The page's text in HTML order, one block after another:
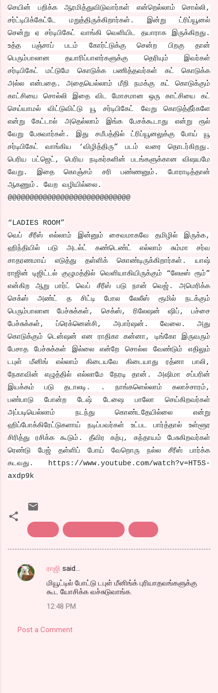
செயின்
பறிக்க ஆரமித்துவிடுவார்கள் என்றெல்லாம் சொல்லி,
சர்ட்டிபிக்கேட்டே
மறுத்திருக்கிறார்கள்.இன்று
ட்ரிப்யூனல்
சென்று
ஏ சர்டிபிகேட் வாங்கி வெளியிட தயாராக இருக்கிறது .
உத்த பஞ்சாப் படம் கோர்ட்டுக்கு சென்ற பிறகு தான்
பெரும்பாலான தயாரிப்பாளர்களுக்கு தெரியும் இவர்கள்
சர்டிபிகேட் மட்டுமே கொடுக்க பணித்தவர்கள் கட் கொடுக்க
அல்ல என்பதை. அதையெல்லாம் மீறி நமக்கு கட் கொடுக்கும்
காட்சியை சொல்லி இதை விட மோசமான ஒரு காட்சியை கட்
செய்யாமல் விட்டுவிட்டு யூ சர்டிபிகேட் வேறு கொடுத்தீர்களே
என்று கேட்டால் அதெல்லாம் இங்க பேசக்கூடாது என்று ரூல்
வேறு பேசுவார்கள். இது சமீபத்தில் ட்ரிப்யூனலுக்கு போய் யூ
சர்டிபிகேட் வாங்கிய ‘விழித்திரு” படம் வரை தொடர்கிறது.
பெரிய பட்ஜெட், பெரிய நடிகர்களின் படங்களுக்கான விஷயமே
வேறு. இதை கொஞ்சம் சரி பண்ணனும். போராடித்தான்
ஆகணும். வேற வழியில்லை.
@@@@@@@@@@@@@@@@@@@@@@@@@@@@
“LADIES ROOM”
வெப் சீரீஸ் எல்லாம் இன்னும் சைவமாகவே தமிழில் இருக்க,
ஹிந்தியில் படு அடல்ட் கண்டெண்ட் எல்லாம் சும்மா சர்வ
சாதரணமாய் எடுத்து தள்ளிக் கொண்டிருக்கிறார்கள். யாஷ்
ராஜின் டிஜிட்டல் குழுமத்தில் வெளியாகியிருக்கும் “லேடீஸ் ரூம்”
என்கிற ஆறு பார்ட் வெப் சீரீஸ் படு நான் வெஜ். அமெரிக்க
செக்ஸ் அண்ட் த சிட்டி போல லேலீஸ் ரூமில் நடக்கும்
பெரும்பாலான பேச்சுக்கள், செக்ஸ், ரிலேஷன் ஷிப், பச்சை
பேச்சுக்கள், ப்ரெக்னென்சி, அபார்ஷன். வேலை. அது
கொடுக்கும் டென்ஷன் என ராதிகா கன்னா, டிங்கோ இருவரும்
பேசாத பேச்சுக்கள் இல்லை என்றே சொல்ல வேண்டும் எதிலும்
டபுள் மீனிங் எல்லாம் கிடையவே கிடையாது ரத்னா பாலி,
நேகாவின் எழுத்தில் எல்லாமே நேரடி தான். அஷிமா சப்பரின்
இயக்கம் படு தடாலடி. . நாங்களெல்லாம் கலாச்சாரம்,
பண்பாடு போன்ற டேஷ் டேஷை பாலோ செய்கிறவர்கள்
அப்படியெல்லாம் நடந்து கொண்டதேயில்லை என்று
ஹிப்போக்கிரேட்டுகளாய் நடிப்பவர்கள் உட்பட பார்த்தால் உள்ளூர
சிரித்து ரசிக்க கூடும். தீவிர கற்பு, கந்தாயம் பேசுகிறவர்கள்
ரெண்டு பேஜ் தள்ளிப் போய் வேறொரு நல்ல சீரீஸ் பார்க்க
கடவது. https://www.youtube.com/watch?v=HT5S-
axdp9k
C
e
ராஜி said…
மியூட்டில் போட்டு டபுள் மீனிங்க் புரியாதவங்களுக்கு
கூட யோசிக்க வச்சுடுவாங்க.
12:48 PM
Post a Comment